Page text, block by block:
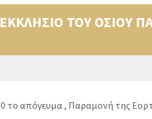
ΤΟΥ ΟΣΙΟΥ
το απόγευμα , Παραμονή της